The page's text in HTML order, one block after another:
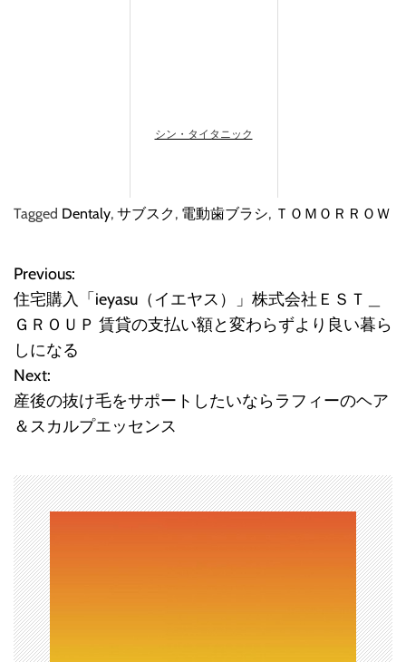
シン・タイタニック
Tagged Dentaly, サブスク, 電動歯ブラシ, ＴＯＭＯＲＲＯＷ
投
稿
ナ
ビ
ゲ
ー
シ
ョ
ン
Previous:
住宅購入「ieyasu（イエヤス）」株式会社ＥＳＴ＿
ＧＲＯＵＰ 賃貸の支払い額と変わらずより良い暮ら
しになる
Next:
産後の抜け毛をサポートしたいならラフィーのヘア
＆スカルプエッセンス